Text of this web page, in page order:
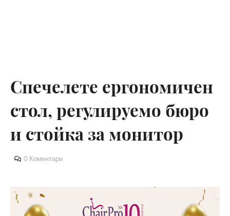
Спечелете ергономичен
стол, регулируемо бюро
и стойка за монитор
0 Коментари